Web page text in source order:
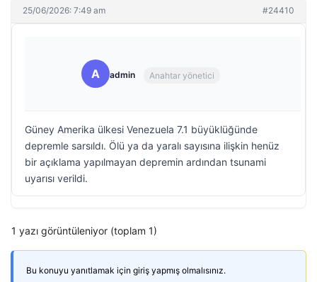
25/06/2026: 7:49 am #24410
A admin Anahtar yönetici
Güney Amerika ülkesi Venezuela 7.1 büyüklüğünde
depremle sarsıldı. Ölü ya da yaralı sayısına ilişkin henüz
bir açıklama yapılmayan depremin ardından tsunami
uyarısı verildi.
1 yazı görüntüleniyor (toplam 1)
Bu konuyu yanıtlamak için giriş yapmış olmalısınız.